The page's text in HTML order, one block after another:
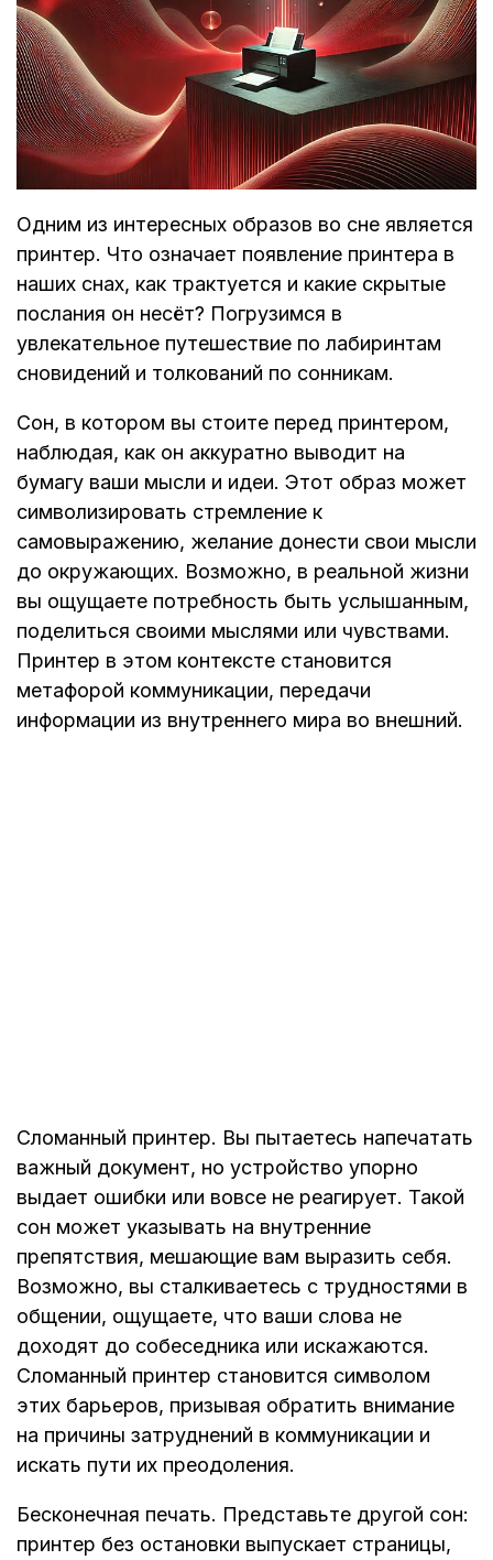
Одним из интересных образов во сне является
принтер. Что означает появление принтера в
наших снах, как трактуется и какие скрытые
послания он несёт? Погрузимся в
увлекательное путешествие по лабиринтам
сновидений и толкований по сонникам.​
Сон, в котором вы стоите перед принтером,
наблюдая, как он аккуратно выводит на
бумагу ваши мысли и идеи. Этот образ может
символизировать стремление к
самовыражению, желание донести свои мысли
до окружающих. Возможно, в реальной жизни
вы ощущаете потребность быть услышанным,
поделиться своими мыслями или чувствами.
Принтер в этом контексте становится
метафорой коммуникации, передачи
информации из внутреннего мира во внешний. ​
Сломанный принтер. Вы пытаетесь напечатать
важный документ, но устройство упорно
выдает ошибки или вовсе не реагирует. Такой
сон может указывать на внутренние
препятствия, мешающие вам выразить себя.
Возможно, вы сталкиваетесь с трудностями в
общении, ощущаете, что ваши слова не
доходят до собеседника или искажаются.
Сломанный принтер становится символом
этих барьеров, призывая обратить внимание
на причины затруднений в коммуникации и
искать пути их преодоления.
Бесконечная печать. Представьте другой сон:
принтер без остановки выпускает страницы,